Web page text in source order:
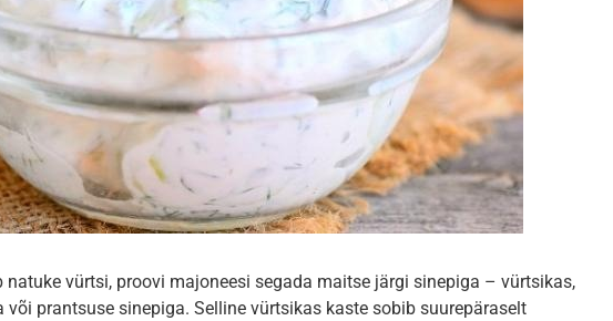
natuke vürtsi, proovi majoneesi segada maitse järgi sinepiga – vürtsikas,
või prantsuse sinepiga. Selline vürtsikas kaste sobib suurepäraselt